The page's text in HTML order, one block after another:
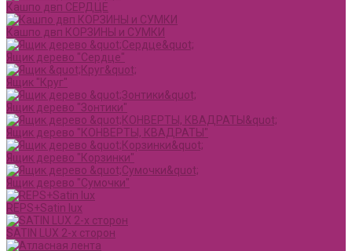
Кашпо двп СЕРДЦЕ
Кашпо двп КОРЗИНЫ и СУМКИ
Ящик дерево "Сердце"
Ящик "Круг"
Ящик дерево "Зонтики"
Ящик дерево "КОНВЕРТЫ, КВАДРАТЫ"
Ящик дерево "Корзинки"
Ящик дерево "Сумочки"
REPS+Satin lux
SATIN LUX 2-х сторон